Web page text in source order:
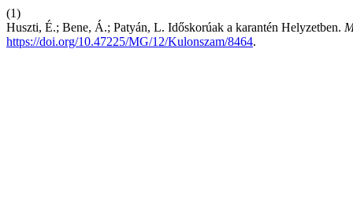
(1)
Huszti, É.; Bene, Á.; Patyán, L. Időskorúak a karantén Helyzetben.
https://doi.org/10.47225/MG/12/Kulonszam/8464.